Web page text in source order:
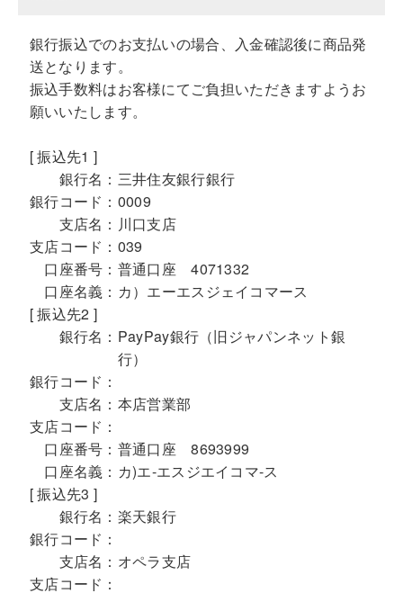
銀行振込でのお支払いの場合、入金確認後に商品発
送となります。
振込手数料はお客様にてご負担いただきますようお
願いいたします。
[ 振込先1 ]
銀行名： 三井住友銀行銀行
銀行コード： 0009
支店名： 川口支店
支店コード： 039
口座番号： 普通口座 4071332
口座名義： カ）エーエスジェイコマース
[ 振込先2 ]
銀行名： PayPay銀行（旧ジャパンネット銀
行）
銀行コード：
支店名： 本店営業部
支店コード：
口座番号： 普通口座 8693999
口座名義： カ)エ-エスジエイコマ-ス
[ 振込先3 ]
銀行名： 楽天銀行
銀行コード：
支店名： オペラ支店
支店コード：